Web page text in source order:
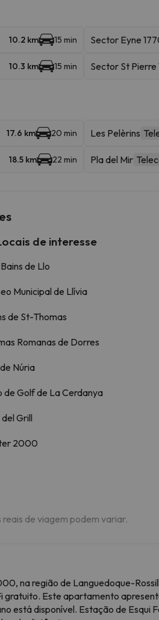
10.2 km 15 min Sector Eyne
10.3 km 15 min Sector St Pierre
17.6 km 20 min Les Pelèrins
18.5 km 22 min Pla del Mir
de interesse
de Llo
Municipal de Llívia
de St-Thomas
Romanas de Dorres
Núria
de Golf de La Cerdanya
Grill
2000
de viagem podem variar.
na região de Languedoque-
Este apartamento
está disponível. Estação de